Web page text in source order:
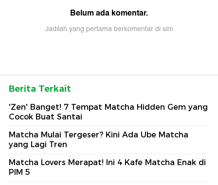
Belum ada komentar.
Jadilah yang pertama berkomentar di sini
Berita Terkait
'Zen' Banget! 7 Tempat Matcha Hidden Gem yang
Cocok Buat Santai
Matcha Mulai Tergeser? Kini Ada Ube Matcha
yang Lagi Tren
Matcha Lovers Merapat! Ini 4 Kafe Matcha Enak di
PIM 5